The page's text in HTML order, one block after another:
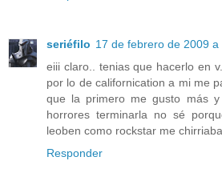
seriéfilo 17 de febrero de 2009 a
eiii claro.. tenias que hacerlo en
por lo de californication a mi me
que la primero me gusto más
horrores terminarla no sé
leoben como rockstar me
Responder